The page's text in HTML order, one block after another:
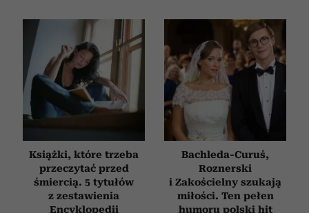
Książki, które trzeba
przeczytać przed
śmiercią. 5 tytułów
z zestawienia
Encyklopedii
Bachleda-Curuś,
Roznerski
i Zakościelny szukają
miłości. Ten pełen
humoru polski hit